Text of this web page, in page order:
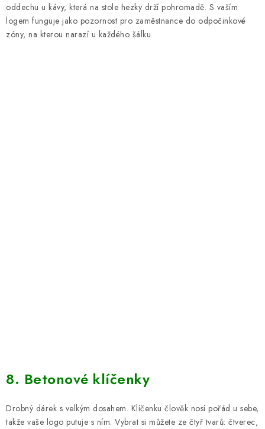
oddechu u kávy, která na stole hezky drží pohromadě. S vaším
logem funguje jako pozornost pro zaměstnance do odpočinkové
zóny, na kterou narazí u každého šálku.
8. Betonové klíčenky
Drobný dárek s velkým dosahem. Klíčenku člověk nosí pořád u sebe,
takže vaše logo putuje s ním. Vybrat si můžete ze čtyř tvarů: čtverec,